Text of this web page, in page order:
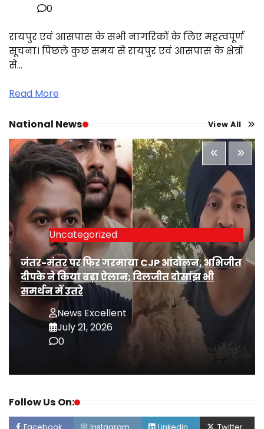
0
रायपुर एवं आसपास के सभी नागरिकों के लिए महत्वपूर्ण
सूचना। पिछले कुछ समय से रायपुर एवं आसपास के क्षेत्रों
से…
Read More
National News View All
Uncategorized
जंतर-मंतर पर फिर गरमाया CJP आंदोलन, अभिजीत
दीपके ने किया बड़ा ऐलान; दिलजीत दोसांझ भी
समर्थन में उतरे
News Excellent
July 21, 2026
0
Follow Us On: